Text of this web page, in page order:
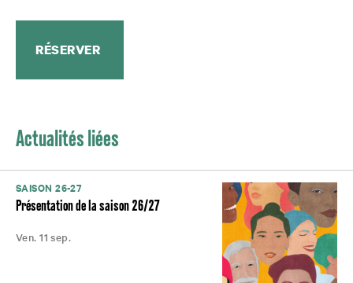
RÉSERVER
Actualités liées
SAISON 26-27
Présentation de la saison 26/27
Ven. 11 sep.